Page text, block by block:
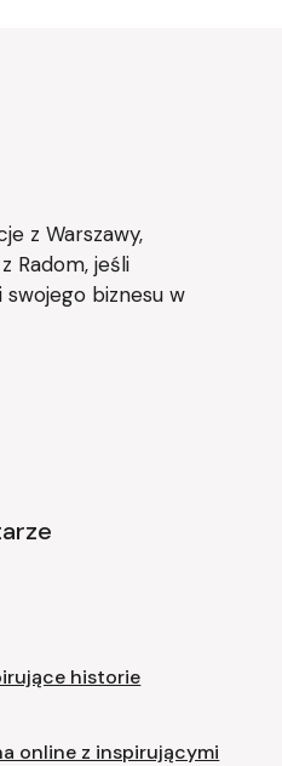
z Warszawy,
Radom, jeśli
biznesu w
historie
online z inspirującymi